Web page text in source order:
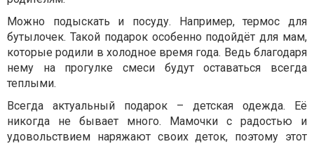
Можно подыскать и посуду. Например, термос для
бутылочек. Такой подарок особенно подойдёт для мам,
которые родили в холодное время года. Ведь благодаря
нему на прогулке смеси будут оставаться всегда
теплыми.
Всегда актуальный подарок – детская одежда. Её
никогда не бывает много. Мамочки с радостью и
удовольствием наряжают своих деток, поэтому этот